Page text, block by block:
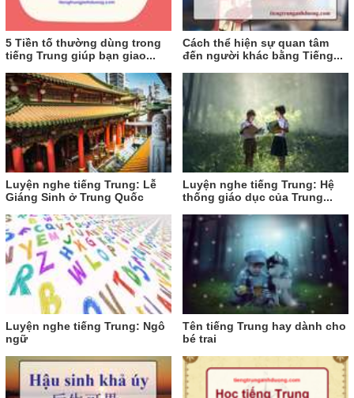
5 Tiền tố thường dùng trong
tiếng Trung giúp bạn giao...
Cách thể hiện sự quan tâm
đến người khác bằng Tiếng...
Luyện nghe tiếng Trung: Lễ
Giáng Sinh ở Trung Quốc
Luyện nghe tiếng Trung: Hệ
thống giáo dục của Trung...
Luyện nghe tiếng Trung: Ngô
ngữ
Tên tiếng Trung hay dành cho
bé trai